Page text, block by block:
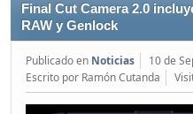
Final Cut Camera 2.0
RAW y Genlock
Publicado en Noticias
10 de
Escrito por Ramón Cutanda